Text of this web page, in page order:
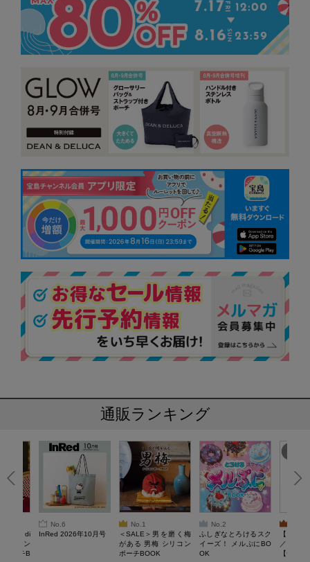
通販ランキング
di
ティン
ポーチB
No.6
InRed 2026年10月号
No.1
＜SALE＞男を磨く梅
がある 男梅 シリコン
ポーチBOOK
No.2
ふしぎなとろけるスク
イーズ！ メルぷにBO
OK
【
／Lサイ
【一般